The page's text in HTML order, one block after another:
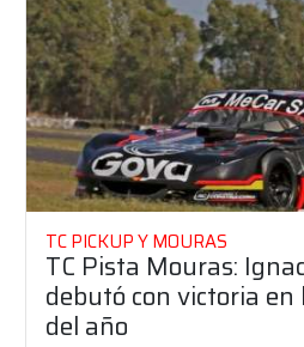
TC PICKUP Y MOURAS
TC Pista Mouras:
debutó con victoria en
del año